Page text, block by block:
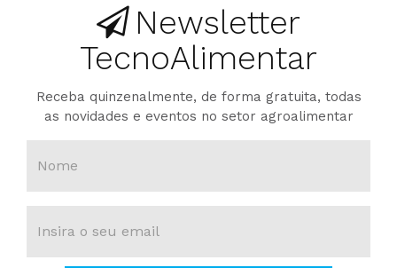
Newsletter
TecnoAlimentar
Receba quinzenalmente, de forma gratuita, todas
as novidades e eventos no setor agroalimentar